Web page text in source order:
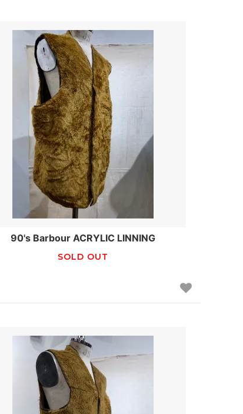
90's Barbour ACRYLIC LINNING
SOLD OUT